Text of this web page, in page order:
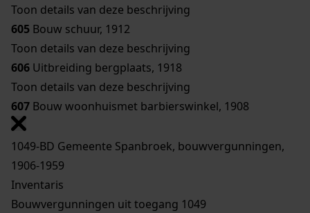
Toon details van deze beschrijving
605 Bouw schuur, 1912
Toon details van deze beschrijving
606 Uitbreiding bergplaats, 1918
Toon details van deze beschrijving
607 Bouw woonhuismet barbierswinkel, 1908
1049-BD Gemeente Spanbroek, bouwvergunningen,
1906-1959
Inventaris
Bouwvergunningen uit toegang 1049